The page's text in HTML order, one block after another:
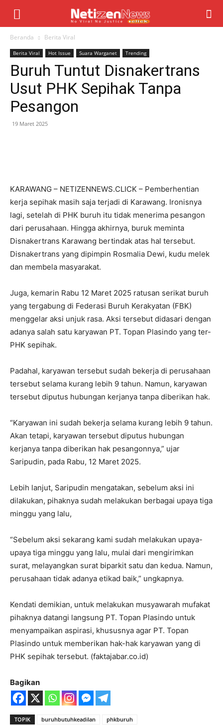
Beranda Berita Viral
Berita Viral Hot Issue Suara Warganet Trending
Buruh Tuntut Disnakertrans
Usut PHK Sepihak Tanpa
Pesangon
19 Maret 2025
KARAWANG – NETIZENNEWS.CLICK – Pemberhentian
kerja sepihak masih saja terjadi di Karawang. Ironisnya
lagi, setelah di PHK buruh itu tidak menerima pesangon
dari perusahaan. Hingga akhirnya, buruk meminta
Disnakertrans Karawang bertindak atas hal tersebut.
Disnakertrans yang dipimpin Rosmalia Dewi, kudu melek
dan membela masyarakat.
Juga, kemarin Rabu 12 Maret 2025 ratusan serikat buruh
yang tergabung di Federasi Buruh Kerakyatan (FBK)
menggelar aksi unjuk rasa. Aksi tersebut didasari dengan
adanya salah satu karyawan PT. Topan Plasindo yang ter-
PHK sepihak.
Padahal, karyawan tersebut sudah bekerja di perusahaan
tersebut selama kurang lebih 9 tahun. Namun, karyawan
tersebut diputus hubungan kerjanya tanpa diberikan hak.
“Karyawan ini sudah bekerja selama kurang lebih 9 tahun.
Akan tetapi, karyawan tersebut diputus hubungan
kerjanya tanpa diberikan hak pesangonnya,” ujar
Saripudin, pada Rabu, 12 Maret 2025.
Lebih lanjut, Saripudin mengatakan, sebelum aksi ini
dilakukan, pihaknya sudah melakukan berbagai upaya tiga
minggu yang lalu,
“Sebelum aksi sekarang kami sudah melakukan upaya-
upaya tiga minggu yang lalu, mulai dari mengirimkan
surat, melayangkan surat biparkit satu dan kedua. Namun,
perusahaan tidak adanya etikad baik,” ungkapnya.
Kendati demikian, untuk melakukan musyawarah mufakat
pihaknya datangi langsung PT. Topan Plasindo untuk
menyampaikan aspirasi, khususnya agar PT. Topan
Plasindo untuk memberikan hak-hak karyawan yang di
PHK sepihak tersebut. (faktajabar.co.id)
Bagikan
TOPIK buruhbutuhkeadilan phkburuh